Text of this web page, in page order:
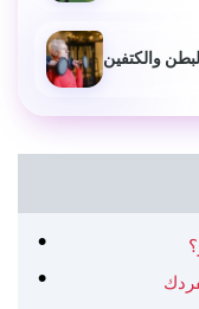
والكتفين